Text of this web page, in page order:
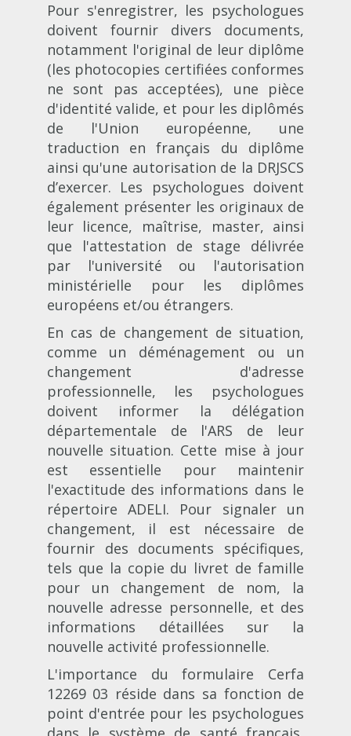
Pour s'enregistrer, les psychologues
doivent fournir divers documents,
notamment l'original de leur diplôme
(les photocopies certifiées conformes
ne sont pas acceptées), une pièce
d'identité valide, et pour les diplômés
de l'Union européenne, une
traduction en français du diplôme
ainsi qu'une autorisation de la DRJSCS
d’exercer. Les psychologues doivent
également présenter les originaux de
leur licence, maîtrise, master, ainsi
que l'attestation de stage délivrée
par l'université ou l'autorisation
ministérielle pour les diplômes
européens et/ou étrangers​​.
En cas de changement de situation,
comme un déménagement ou un
changement d'adresse
professionnelle, les psychologues
doivent informer la délégation
départementale de l'ARS de leur
nouvelle situation. Cette mise à jour
est essentielle pour maintenir
l'exactitude des informations dans le
répertoire ADELI. Pour signaler un
changement, il est nécessaire de
fournir des documents spécifiques,
tels que la copie du livret de famille
pour un changement de nom, la
nouvelle adresse personnelle, et des
informations détaillées sur la
nouvelle activité professionnelle​​.
L'importance du formulaire Cerfa
12269 03 réside dans sa fonction de
point d'entrée pour les psychologues